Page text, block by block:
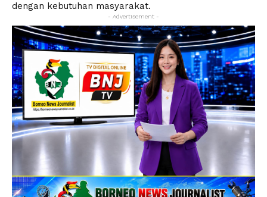
dengan kebutuhan masyarakat.
- Advertisement -